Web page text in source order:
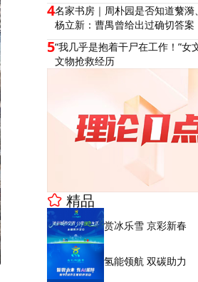
4名家书房｜周朴园是否知道蘩漪
杨立新：曹禺曾给出过确切答案
5“我几乎是抱着干尸在工作！”女
文物抢救经历
精品
赏冰乐雪 京彩新春
氢能领航 双碳助力